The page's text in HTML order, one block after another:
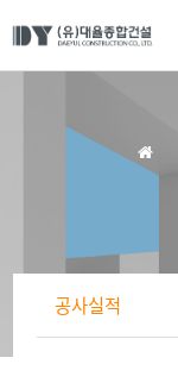
공사실적